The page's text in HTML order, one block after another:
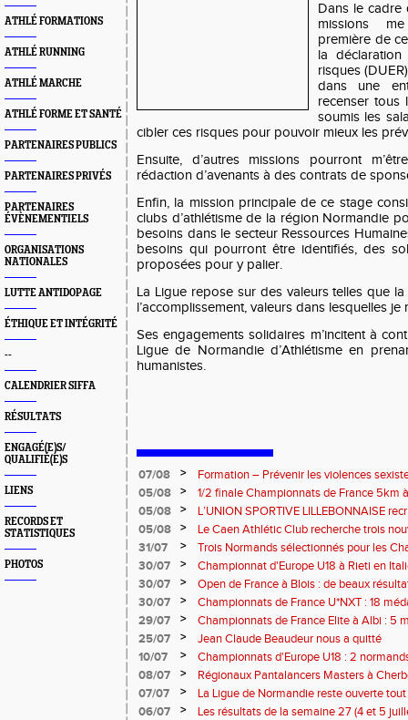
ATHLÉ FORMATIONS
ATHLÉ RUNNING
ATHLÉ MARCHE
ATHLÉ FORME ET SANTÉ
PARTENAIRES PUBLICS
PARTENAIRES PRIVÉS
PARTENAIRES
ÉVÈNEMENTIELS
ORGANISATIONS
NATIONALES
LUTTE ANTIDOPAGE
ÉTHIQUE ET INTÉGRITÉ
--
CALENDRIER SIFFA
RÉSULTATS
ENGAGÉ(E)S/
QUALIFIÉ(E)S
LIENS
RECORDS ET
STATISTIQUES
PHOTOS
Dans le cadre
missions
première de
la déclaration
risques
dans une
recenser tous
soumis les
cibler ces risques pour pouvoir mieux les
Ensuite, d’autres missions pourront
rédaction d’avenants à des contrats de
Enfin, la mission principale de ce stage
clubs d’athlétisme de la région Normandie
besoins dans le secteur Ressources
besoins qui pourront être identifiés, des
proposées pour y palier.
La Ligue repose sur des valeurs telles que la
l’accomplissement, valeurs dans lesquelles je
Ses engagements solidaires m’incitent à
Ligue de Normandie d’Athlétisme en
humanistes.
07/08 >
Formation – Prévenir les violences
: le 26 septembre 2026
05/08 >
1/2 finale Championnats de France 5km
13 septembre 2026 : les informations
05/08 >
L’UNION SPORTIVE LILLEBONNAISE
rentrée 2026
05/08 >
Le Caen Athlétic Club recherche trois
civique à compter de septembre 2026
31/07 >
Trois Normands sélectionnés pour les
Eugene !
30/07 >
Championnat d'Europe U18 à Rieti en
normands
30/07 >
Open de France à Blois : de beaux
30/07
>
Championnats de France U*NXT : 18
29/07
>
Championnats de France Elite à Albi : 5
titres !
25/07 >
Jean Claude Beaudeur nous a quitté
10/07
>
Championnats d'Europe U18 : 2
08/07
>
Régionaux Pantalancers Masters à
07/07
>
La Ligue de Normandie reste ouverte tout
06/07
>
Les résultats de la semaine 27 (4 et 5